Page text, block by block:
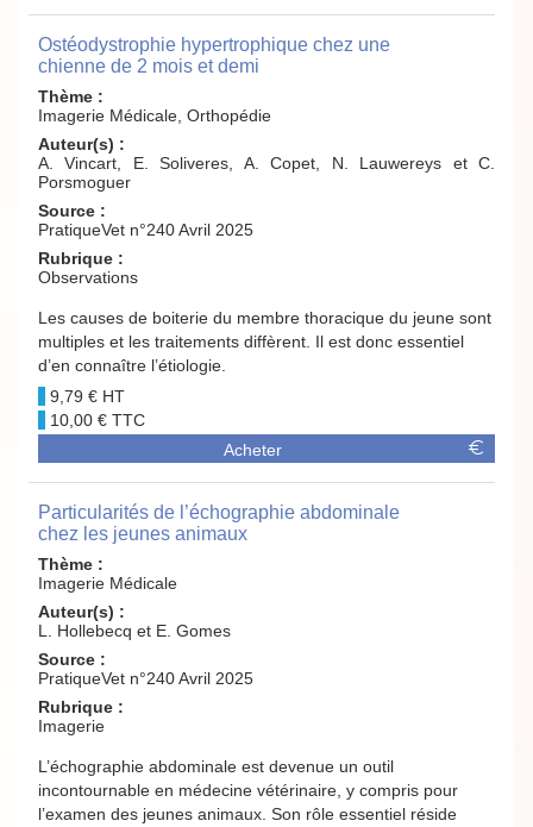
Ostéodystrophie hypertrophique chez une
chienne de 2 mois et demi
Thème :
Imagerie Médicale, Orthopédie
Auteur(s) :
A. Vincart, E. Soliveres, A. Copet, N. Lauwereys et C.
Porsmoguer
Source :
PratiqueVet n°240 Avril 2025
Rubrique :
Observations
Les causes de boiterie du membre thoracique du jeune sont
multiples et les traitements diffèrent. Il est donc essentiel
d’en connaître l’étiologie.
9,79 €
10,00 €
Acheter
Particularités de l’échographie abdominale
chez les jeunes animaux
Thème :
Imagerie Médicale
Auteur(s) :
L. Hollebecq et E. Gomes
Source :
PratiqueVet n°240 Avril 2025
Rubrique :
Imagerie
L’échographie abdominale est devenue un outil
incontournable en médecine vétérinaire, y compris pour
l’examen des jeunes animaux. Son rôle essentiel réside